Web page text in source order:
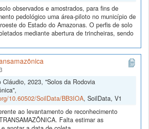
observados e amostrados, para fins de
pedológico uma área-piloto no município de
do Estado do Amazonas. O perfis de solo
mediante abertura de trincheiras, sendo
Cláudio, 2023, "Solos da Rodovia
10.60502/SoilData/BB3IOA, SoilData, V1
ao levantamento de reconhecimento
Falta estimar as